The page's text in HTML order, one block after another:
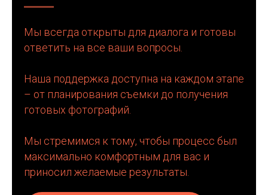
Мы всегда открыты для диалога и готовы
ответить на все ваши вопросы.
Наша поддержка доступна на каждом этапе
– от планирования съемки до получения
готовых фотографий.
Мы стремимся к тому, чтобы процесс был
максимально комфортным для вас и
приносил желаемые результаты.